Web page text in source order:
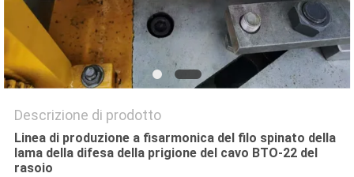
Descrizione di prodotto
Linea di produzione a fisarmonica del filo spinato della
lama della difesa della prigione del cavo BTO-22 del
rasoio